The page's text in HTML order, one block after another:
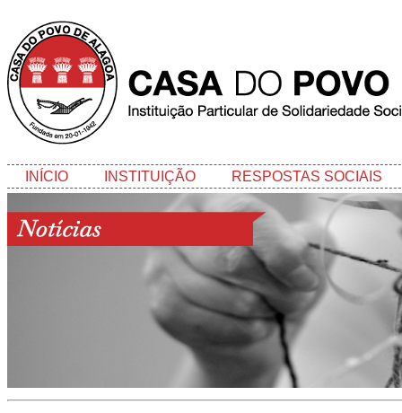
INÍCIO INSTITUIÇÃO RESPOSTAS SOCIAIS